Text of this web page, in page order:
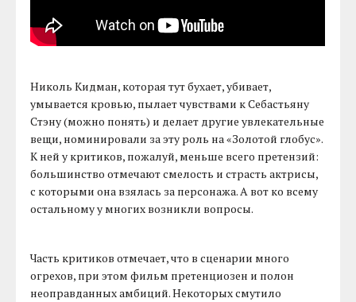
Николь Кидман, которая тут бухает, убивает,
умывается кровью, пылает чувствами к Себастьяну
Стэну (можно понять) и делает другие увлекательные
вещи, номинировали за эту роль на «Золотой глобус».
К ней у критиков, пожалуй, меньше всего претензий:
большинство отмечают смелость и страсть актрисы,
с которыми она взялась за персонажа. А вот ко всему
остальному у многих возникли вопросы.
Часть критиков отмечает, что в сценарии много
огрехов, при этом фильм претенциозен и полон
неоправданных амбиций. Некоторых смутило